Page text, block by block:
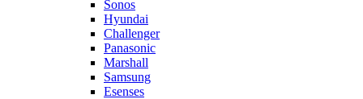
Sonos
Hyundai
Challenger
Panasonic
Marshall
Samsung
Esenses